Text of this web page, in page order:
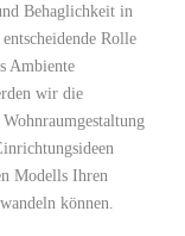
Behaglichkeit in
Rolle
Ambiente
wir die
Modells Ihren
können.